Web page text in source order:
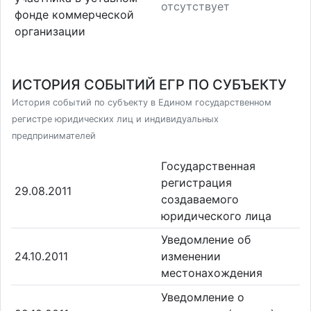
фонде коммерческой
организации
отсутствует
ИСТОРИЯ СОБЫТИЙ ЕГР ПО СУБЪЕКТУ
История событий по субъекту в Едином государственном
регистре юридических лиц и индивидуальных
предпринимателей
29.08.2011
Государственная
регистрация
создаваемого
юридического лица
24.10.2011
Уведомление об
изменении
местонахождения
Уведомление о